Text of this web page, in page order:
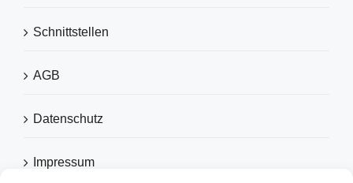
Schnittstellen
AGB
Datenschutz
Impressum